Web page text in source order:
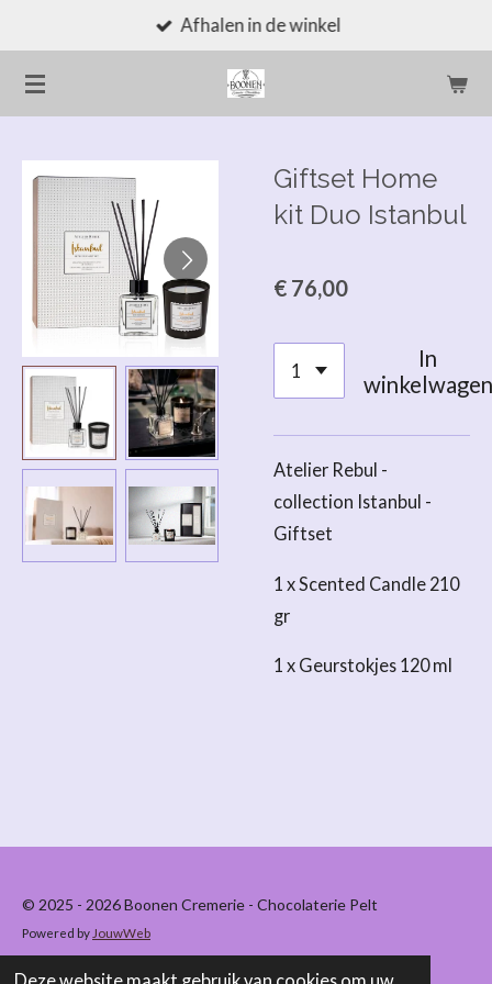
Deze website maakt gebruik van cookies om uw
direct
naar
de
Afhalen in de winkel
Giftset Home
kit Duo Istanbul
€ 76,00
In
winkelwagen
Atelier Rebul -
collection Istanbul -
Giftset
1 x Scented Candle 210
gr
1 x Geurstokjes 120 ml
© 2025 - 2026 Boonen Cremerie - Chocolaterie Pelt
Powered by JouwWeb